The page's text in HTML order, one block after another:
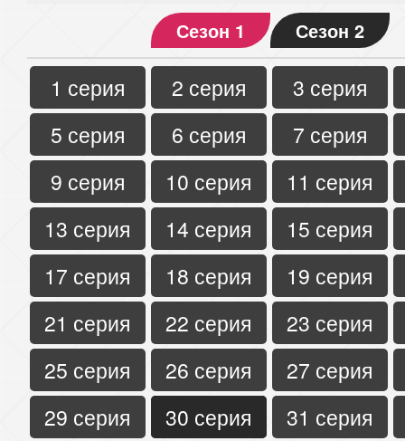
Сезон 1 Сезон 2
1 серия 2 серия
3 серия
5 серия
6 серия
7 серия
9 серия
10 серия
11 серия
13 серия
14 серия
15 серия
17 серия
18 серия
19 серия
21 серия
22 серия
23 серия
25 серия
26 серия
27 серия
29 серия
30 серия
31 серия